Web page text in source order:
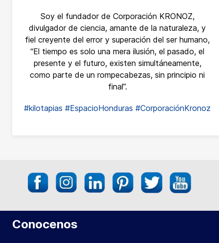
Soy el fundador de Corporación KRONOZ,
divulgador de ciencia, amante de la naturaleza, y
fiel creyente del error y superación del ser humano,
“El tiempo es solo una mera ilusión, el pasado, el
presente y el futuro, existen simultáneamente,
como parte de un rompecabezas, sin principio ni
final”.
#kilotapias #EspacioHonduras #CorporaciónKronoz
Conocenos